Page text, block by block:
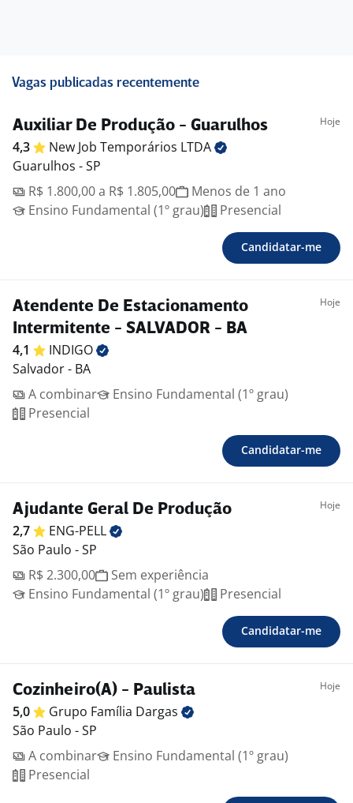
Vagas publicadas recentemente
Auxiliar De Produção - Guarulhos Hoje
4,3 New Job Temporários LTDA
Guarulhos - SP
R$ 1.800,00 a R$ 1.805,00
Menos de 1 ano
Ensino Fundamental (1º grau)
Presencial
Candidatar-me
Atendente De Estacionamento
Intermitente - SALVADOR - BA
Hoje
4,1
INDIGO
Salvador - BA
A combinar
Ensino Fundamental (1º grau)
Presencial
Candidatar-me
Ajudante Geral De Produção Hoje
2,7
ENG-PELL
São Paulo - SP
R$ 2.300,00
Sem experiência
Ensino Fundamental (1º grau)
Presencial
Candidatar-me
Cozinheiro(A) - Paulista Hoje
5,0 Grupo Família Dargas
São Paulo - SP
A combinar
Ensino Fundamental (1º grau)
Presencial